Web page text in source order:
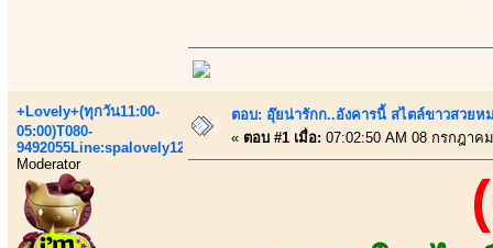
+Lovely+(ทุกวัน11:00-
05:00)T080-
9492055Line:spalovely123
Moderator
ตอบ: อุ๊ยน่ารักก..อังคารนี้ สไตล์ขาวสวยห
« ตอบ #1 เมื่อ: 07:02:50 AM 08 กรกฎาค